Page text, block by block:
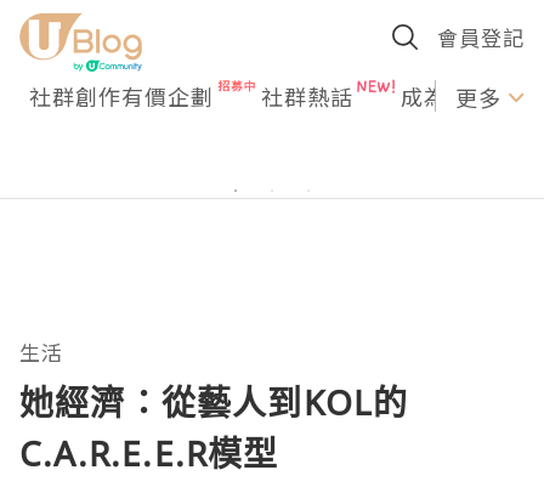
會員登記
社群創作有價企劃 社群熱話 成為U更多
生活
她經濟：從藝人到KOL的
C.A.R.E.E.R模型